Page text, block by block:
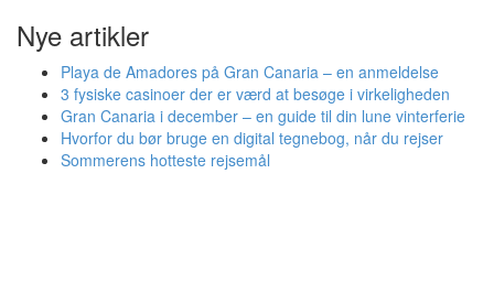
Nye artikler
Playa de Amadores på Gran Canaria – en anmeldelse
3 fysiske casinoer der er værd at besøge i virkeligheden
Gran Canaria i december – en guide til din lune vinterferie
Hvorfor du bør bruge en digital tegnebog, når du rejser
Sommerens hotteste rejsemål